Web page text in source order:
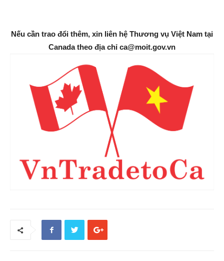
Nếu cần trao đổi thêm, xin liên hệ Thương vụ Việt Nam tại
Canada theo địa chỉ ca@moit.gov.vn